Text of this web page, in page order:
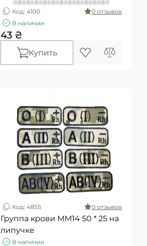
Код: 4100
0 отзывов
В наличии
43 ₴
Купить
Код: 4855 0 отзывов
Группа крови ММ14 50 * 25 на
липучке
В наличии